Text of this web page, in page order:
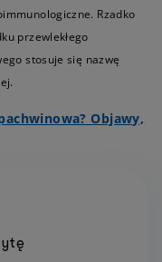
Rzadko
przewlekłego
stosuje się nazwę
Objawy,